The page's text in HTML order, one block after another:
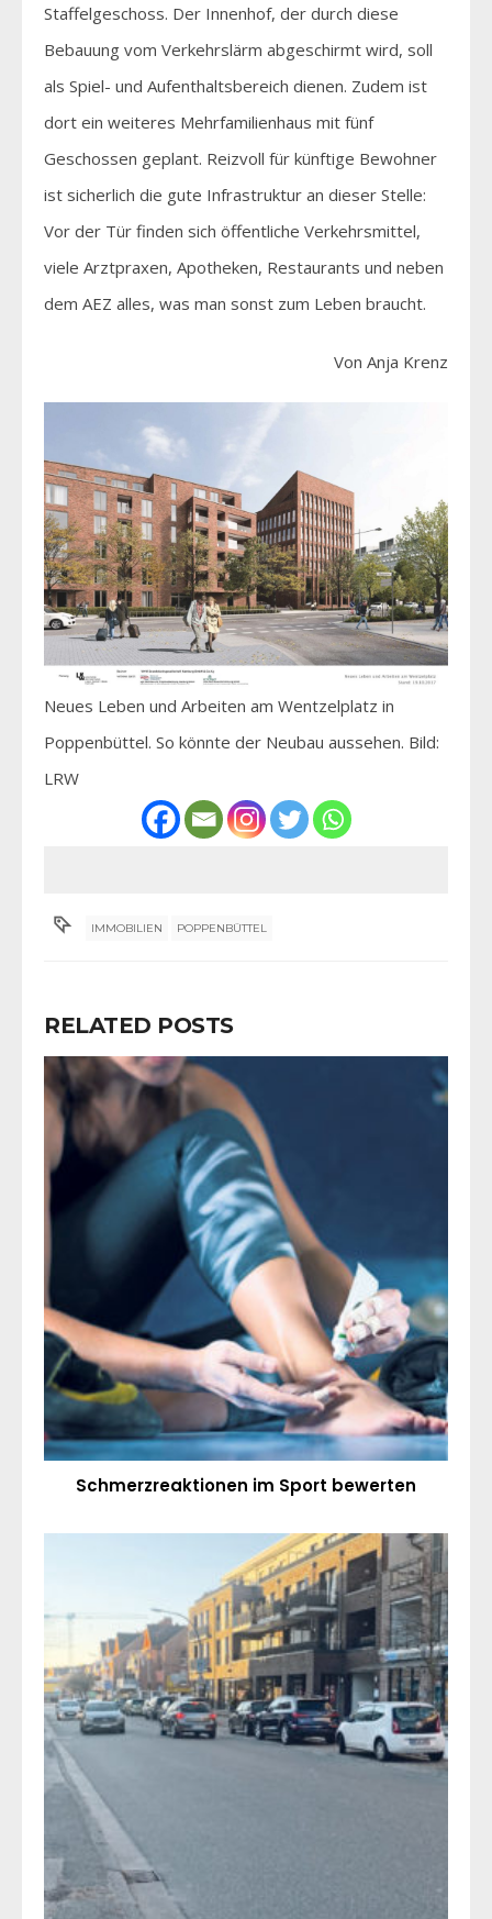
Staffelgeschoss. Der Innenhof, der durch diese
Bebauung vom Verkehrslärm abgeschirmt wird, soll
als Spiel- und Aufenthaltsbereich dienen. Zudem ist
dort ein weiteres Mehrfamilienhaus mit fünf
Geschossen geplant. Reizvoll für künftige Bewohner
ist sicherlich die gute Infrastruktur an dieser Stelle:
Vor der Tür finden sich öffentliche Verkehrsmittel,
viele Arztpraxen, Apotheken, Restaurants und neben
dem AEZ alles, was man sonst zum Leben braucht.
Von Anja Krenz
Neues Leben und Arbeiten am Wentzelplatz in
Poppenbüttel. So könnte der Neubau aussehen. Bild:
LRW
IMMOBILIEN POPPENBÜTTEL
RELATED POSTS
Schmerzreaktionen im Sport bewerten